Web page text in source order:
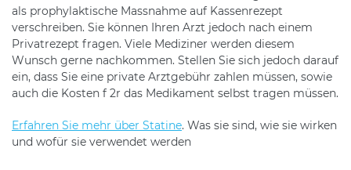
als prophylaktische Massnahme auf Kassenrezept
verschreiben. Sie können Ihren Arzt jedoch nach einem
Privatrezept fragen. Viele Mediziner werden diesem
Wunsch gerne nachkommen. Stellen Sie sich jedoch darauf
ein, dass Sie eine private Arztgebühr zahlen müssen, sowie
auch die Kosten f 2r das Medikament selbst tragen müssen.
Erfahren Sie mehr über Statine. Was sie sind, wie sie wirken
und wofür sie verwendet werden